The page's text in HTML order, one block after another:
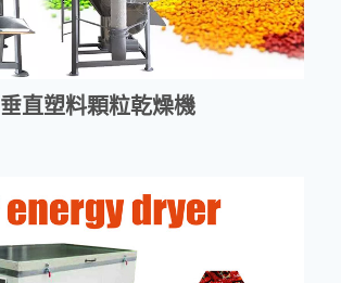
垂直塑料顆粒乾燥機